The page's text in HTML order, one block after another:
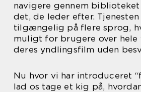
navigere gennem
det, de leder efter. Tjenesten
tilgængelig på flere sprog,
muligt for brugere over hele
deres yndlingsfilm uden
Nu hvor vi har introduceret
lad os tage et kig på,